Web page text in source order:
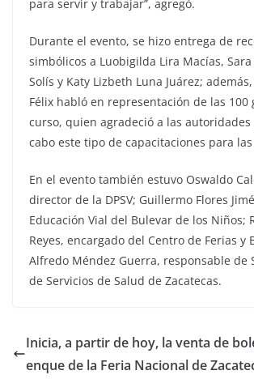
para servir y trabajar”, agregó.
Durante el evento, se hizo entrega de
simbólicos a Luobigilda Lira Macías, Sara
Solís y Katy Lizbeth Luna Juárez;
Félix habló en representación de las 100
curso, quien agradeció a las
cabo este tipo de capacitaciones para
En el evento también estuvo Oswaldo
director de la DPSV; Guillermo Flores
Educación Vial del Bulevar de los Niños;
Reyes, encargado del Centro de Ferias y
Alfredo Méndez Guerra, responsable de
de Servicios de Salud de Zacatecas.
Inicia, a partir de hoy, la venta de
enque de la Feria Nacional de